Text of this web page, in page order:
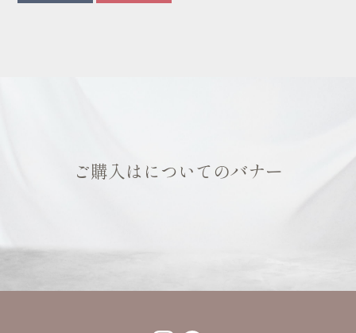
ご購入はについてのバナー